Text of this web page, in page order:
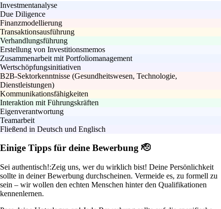
Investmentanalyse
Due Diligence
Finanzmodellierung
Transaktionsausführung
Verhandlungsführung
Erstellung von Investitionsmemos
Zusammenarbeit mit Portfoliomanagement
Wertschöpfungsinitiativen
B2B-Sektorkenntnisse (Gesundheitswesen, Technologie,
Dienstleistungen)
Kommunikationsfähigkeiten
Interaktion mit Führungskräften
Eigenverantwortung
Teamarbeit
Fließend in Deutsch und Englisch
Einige Tipps für deine Bewerbung 🫡
Sei authentisch!:Zeig uns, wer du wirklich bist! Deine Persönlichkeit
sollte in deiner Bewerbung durchscheinen. Vermeide es, zu formell zu
sein – wir wollen den echten Menschen hinter den Qualifikationen
kennenlernen.